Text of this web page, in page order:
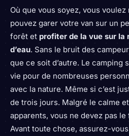
Où que vous soyez, vous
pouvez garer votre van sur un
forêt et profiter de la vue sur la
d’eau. Sans le bruit des
que ce soit d’autre. Le camping
vie pour de nombreuses
avec la nature. Même si c’est
de trois jours. Malgré le calme
apparents, vous ne devez pas
Avant toute chose, assurez-